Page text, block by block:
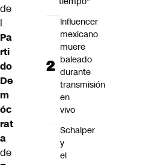
de
l
Pa
rti
do
De
m
óc
rat
a
de
Influencer
mexicano
muere
baleado
durante
transmisión
en
vivo
Schalper
y
el